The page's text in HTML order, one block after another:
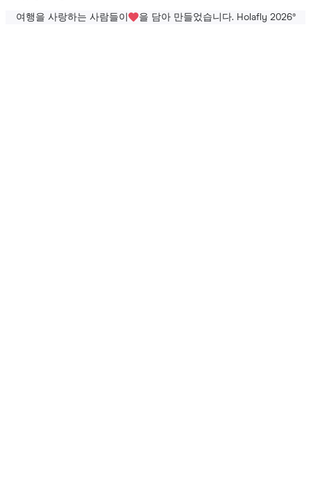
여행을 사랑하는 사람들이 을 담아 만들었습니다. Holafly 2026®